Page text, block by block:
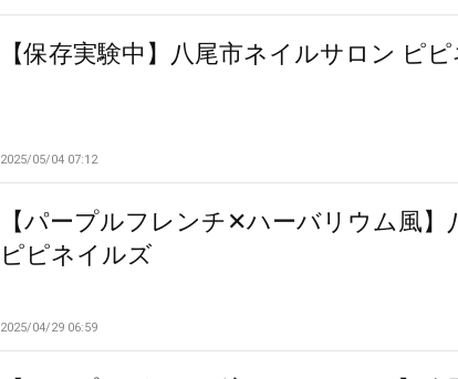
【保存実験中】八尾市ネイルサロン ピ
2025/05/04 07:12
【パープルフレンチ✕ハーバリウム風
ピピネイルズ
2025/04/29 06:59